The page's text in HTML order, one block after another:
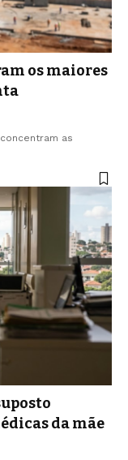
os maiores
as
da mãe